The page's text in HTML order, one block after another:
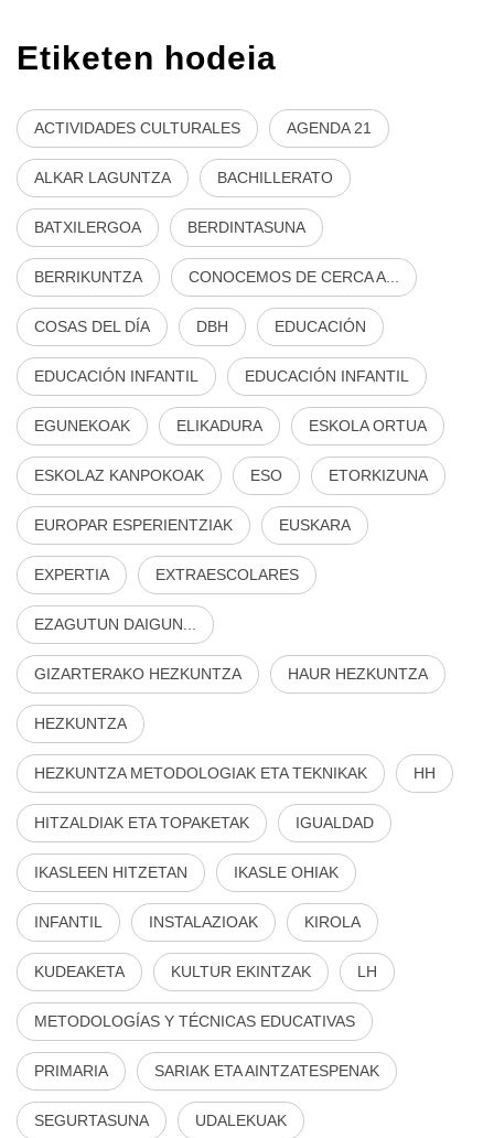
Etiketen hodeia
ACTIVIDADES CULTURALES AGENDA 21
ALKAR LAGUNTZA BACHILLERATO
BATXILERGOA BERDINTASUNA
BERRIKUNTZA CONOCEMOS DE CERCA A...
COSAS DEL DÍA DBH EDUCACIÓN
EDUCACIÓN INFANTIL EDUCACIÓN INFANTIL
EGUNEKOAK ELIKADURA ESKOLA ORTUA
ESKOLAZ KANPOKOAK ESO ETORKIZUNA
EUROPAR ESPERIENTZIAK EUSKARA
EXPERTIA EXTRAESCOLARES
EZAGUTUN DAIGUN...
GIZARTERAKO HEZKUNTZA HAUR HEZKUNTZA
HEZKUNTZA
HEZKUNTZA METODOLOGIAK ETA TEKNIKAK HH
HITZALDIAK ETA TOPAKETAK IGUALDAD
IKASLEEN HITZETAN IKASLE OHIAK
INFANTIL INSTALAZIOAK KIROLA
KUDEAKETA KULTUR EKINTZAK LH
METODOLOGÍAS Y TÉCNICAS EDUCATIVAS
PRIMARIA SARIAK ETA AINTZATESPENAK
SEGURTASUNA UDALEKUAK